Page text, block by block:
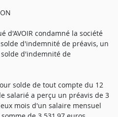
d'AVOIR condamné la société
d'indemnité de préavis, un
d'indemnité de
solde de tout compte du 12
salarié a perçu un préavis de 3
mois d'un salaire mensuel